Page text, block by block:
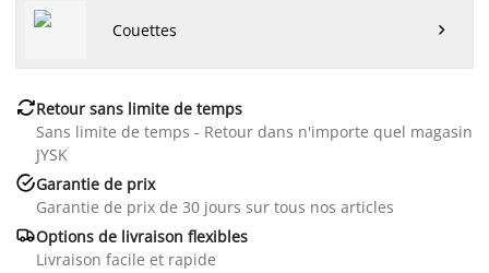
Couettes 
Retour sans limite de temps
Sans limite de temps - Retour dans n'importe quel magasin
JYSK
Garantie de prix
Garantie de prix de 30 jours sur tous nos articles
Options de livraison flexibles
Livraison facile et rapide